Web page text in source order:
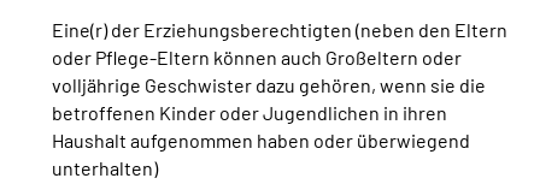
Eine(r) der Erziehungsberechtigten (neben den Eltern
oder Pflege-Eltern können auch Großeltern oder
volljährige Geschwister dazu gehören, wenn sie die
betroffenen Kinder oder Jugendlichen in ihren
Haushalt aufgenommen haben oder überwiegend
unterhalten)